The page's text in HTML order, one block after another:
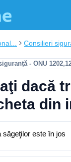
Consilieri
- ONU
dacă
din
săgeţilor este în jos